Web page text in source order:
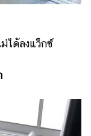
ด้ลงแว็กซ์